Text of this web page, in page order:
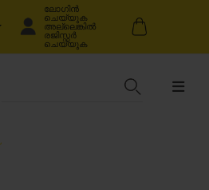
ലോഗിൻ
ചെയ്യുക
അല്ലെങ്കിൽ
രജിസ്റ്റർ
ചെയ്യുക